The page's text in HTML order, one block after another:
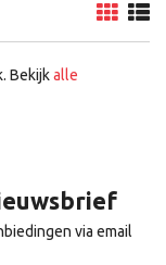
Bekijkalle
via email